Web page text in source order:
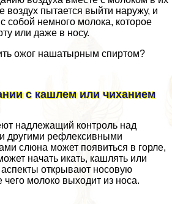
воздух пытается выйти наружу, и
собой немного молока, которое
или даже в носу.
ожог нашатырным спиртом?
с кашлем или чиханием
надлежащий контроль над
другими рефлексивными
слюна может появиться в горле,
начать икать, кашлять или
открывают носовую
чего молоко выходит из носа.